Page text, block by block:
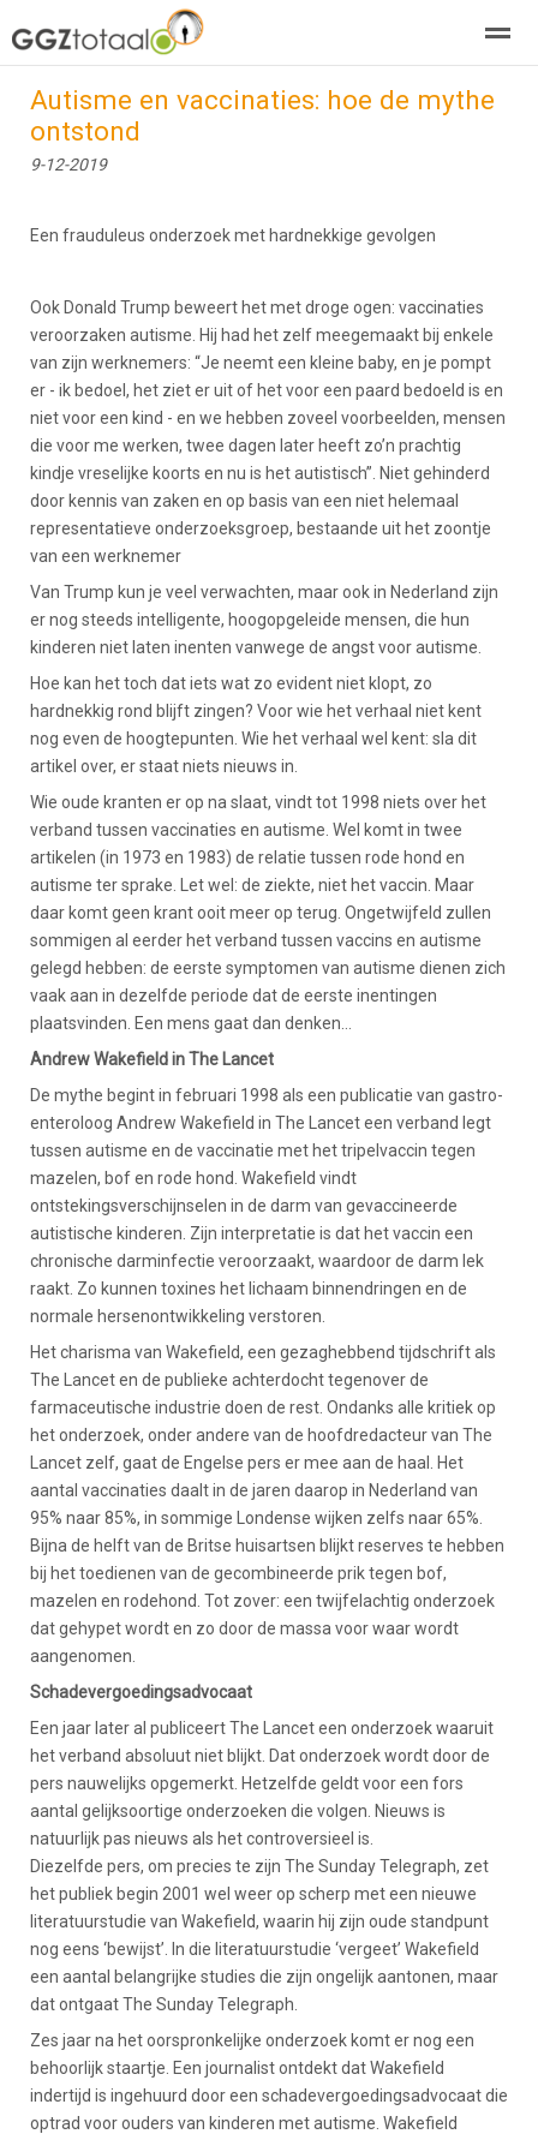
over GGZTotaal abonneren agenda adverteren E-
Autisme en vaccinaties: hoe de mythe
ontstond
9-12-2019
Een frauduleus onderzoek met hardnekkige gevolgen
Ook Donald Trump beweert het met droge ogen: vaccinaties
veroorzaken autisme. Hij had het zelf meegemaakt bij enkele
van zijn werknemers: “Je neemt een kleine baby, en je pompt
er - ik bedoel, het ziet er uit of het voor een paard bedoeld is en
niet voor een kind - en we hebben zoveel voorbeelden, mensen
die voor me werken, twee dagen later heeft zo’n prachtig
kindje vreselijke koorts en nu is het autistisch”. Niet gehinderd
door kennis van zaken en op basis van een niet helemaal
representatieve onderzoeksgroep, bestaande uit het zoontje
van een werknemer
Van Trump kun je veel verwachten, maar ook in Nederland zijn
er nog steeds intelligente, hoogopgeleide mensen, die hun
kinderen niet laten inenten vanwege de angst voor autisme.
Hoe kan het toch dat iets wat zo evident niet klopt, zo
hardnekkig rond blijft zingen? Voor wie het verhaal niet kent
nog even de hoogtepunten. Wie het verhaal wel kent: sla dit
artikel over, er staat niets nieuws in.
Wie oude kranten er op na slaat, vindt tot 1998 niets over het
verband tussen vaccinaties en autisme. Wel komt in twee
artikelen (in 1973 en 1983) de relatie tussen rode hond en
autisme ter sprake. Let wel: de ziekte, niet het vaccin. Maar
daar komt geen krant ooit meer op terug. Ongetwijfeld zullen
sommigen al eerder het verband tussen vaccins en autisme
gelegd hebben: de eerste symptomen van autisme dienen zich
vaak aan in dezelfde periode dat de eerste inentingen
plaatsvinden. Een mens gaat dan denken…
Andrew Wakefield in The Lancet
De mythe begint in februari 1998 als een publicatie van gastro-
enteroloog Andrew Wakefield in The Lancet een verband legt
tussen autisme en de vaccinatie met het tripelvaccin tegen
mazelen, bof en rode hond. Wakefield vindt
ontstekingsverschijnselen in de darm van gevaccineerde
autistische kinderen. Zijn interpretatie is dat het vaccin een
chronische darminfectie veroorzaakt, waardoor de darm lek
raakt. Zo kunnen toxines het lichaam binnendringen en de
normale hersenontwikkeling verstoren.
Het charisma van Wakefield, een gezaghebbend tijdschrift als
The Lancet en de publieke achterdocht tegenover de
farmaceutische industrie doen de rest. Ondanks alle kritiek op
het onderzoek, onder andere van de hoofdredacteur van The
Lancet zelf, gaat de Engelse pers er mee aan de haal. Het
aantal vaccinaties daalt in de jaren daarop in Nederland van
95% naar 85%, in sommige Londense wijken zelfs naar 65%.
Bijna de helft van de Britse huisartsen blijkt reserves te hebben
bij het toedienen van de gecombineerde prik tegen bof,
mazelen en rodehond. Tot zover: een twijfelachtig onderzoek
dat gehypet wordt en zo door de massa voor waar wordt
aangenomen.
Schadevergoedingsadvocaat
Een jaar later al publiceert The Lancet een onderzoek waaruit
het verband absoluut niet blijkt. Dat onderzoek wordt door de
pers nauwelijks opgemerkt. Hetzelfde geldt voor een fors
aantal gelijksoortige onderzoeken die volgen. Nieuws is
natuurlijk pas nieuws als het controversieel is.
Diezelfde pers, om precies te zijn The Sunday Telegraph, zet
het publiek begin 2001 wel weer op scherp met een nieuwe
literatuurstudie van Wakefield, waarin hij zijn oude standpunt
nog eens ‘bewijst’. In die literatuurstudie ‘vergeet’ Wakefield
een aantal belangrijke studies die zijn ongelijk aantonen, maar
dat ontgaat The Sunday Telegraph.
Zes jaar na het oorspronkelijke onderzoek komt er nog een
behoorlijk staartje. Een journalist ontdekt dat Wakefield
indertijd is ingehuurd door een schadevergoedingsadvocaat die
optrad voor ouders van kinderen met autisme. Wakefield